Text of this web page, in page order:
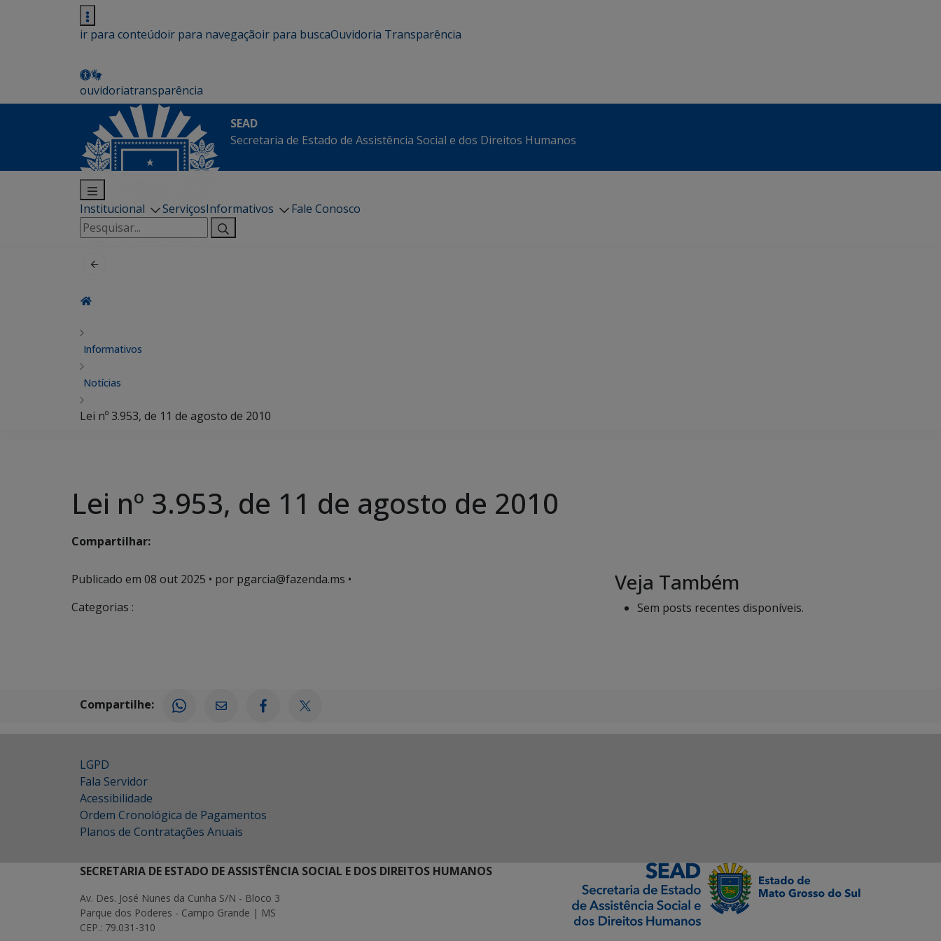
ir para conteúdoir para navegaçãoir para buscaOuvidoria Transparência
ouvidoriatransparência
SEAD
Secretaria de Estado de Assistência Social e dos Direitos Humanos
Institucional ServiçosInformativos
Fale Conosco
Pesquisar
por:
Informativos
Notícias
Lei nº 3.953, de 11 de agosto de 2010
Lei nº 3.953, de 11 de agosto de 2010
Compartilhar:
Publicado em 08 out 2025 • por pgarcia@fazenda.ms •
Categorias :
Veja Também
Sem posts recentes disponíveis.
Compartilhe:
LGPD
Fala Servidor
Acessibilidade
Ordem Cronológica de Pagamentos
Planos de Contratações Anuais
SECRETARIA DE ESTADO DE ASSISTÊNCIA SOCIAL E DOS DIREITOS HUMANOS
Av. Des. José Nunes da Cunha S/N - Bloco 3
Parque dos Poderes - Campo Grande | MS
CEP.: 79.031-310